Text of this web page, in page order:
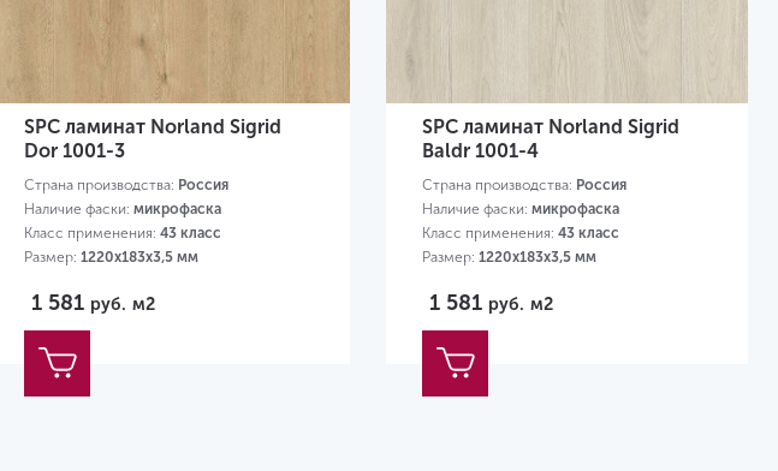
SPC ламинат Norland Sigrid
Dor 1001-3
Страна производства: Россия
Наличие фаски: микрофаска
Класс применения: 43 класс
Размер: 1220х183х3,5 мм
1 581 руб. м2
SPC ламинат Norland Sigrid
Baldr 1001-4
Страна производства: Россия
Наличие фаски: микрофаска
Класс применения: 43 класс
Размер: 1220х183х3,5 мм
1 581 руб. м2